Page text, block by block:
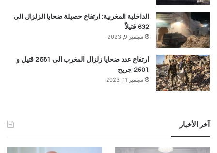
الداخلية المغربية: ارتفاع حصيلة ضحايا الزلزال الى
632 قتيلاً
سبتمبر 9, 2023
ارتفاع عدد ضحايا زلزال المغرب الى 2681 قتيل و
2501 جريح
سبتمبر 11, 2023
آخر الأخبار